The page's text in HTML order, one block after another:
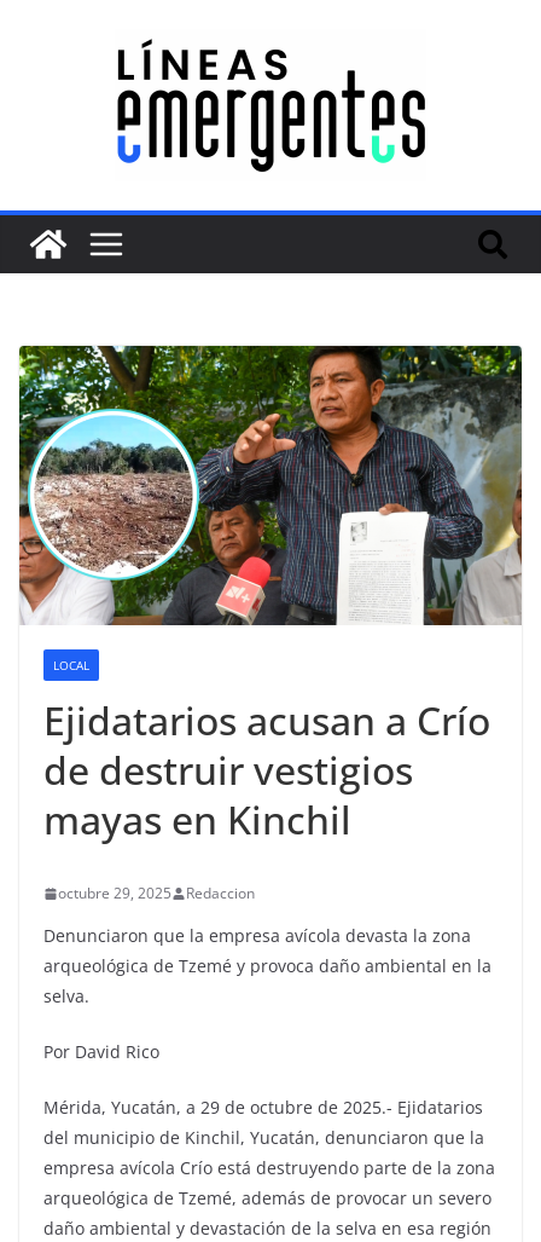
LOCAL
Ejidatarios acusan a Crío
de destruir vestigios
mayas en Kinchil
octubre 29, 2025 Redaccion
Denunciaron que la empresa avícola devasta la zona
arqueológica de Tzemé y provoca daño ambiental en la
selva.
Por David Rico
Mérida, Yucatán, a 29 de octubre de 2025.- Ejidatarios
del municipio de Kinchil, Yucatán, denunciaron que la
empresa avícola Crío está destruyendo parte de la zona
arqueológica de Tzemé, además de provocar un severo
daño ambiental y devastación de la selva en esa región